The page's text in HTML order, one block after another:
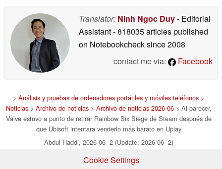
Translator: Ninh Ngoc Duy- Editorial
Assistant- 818035 articles published
on Notebookchecksince 2008
contact me via:
Facebook
> Análisis y pruebas de ordenadores portátiles y móviles teléfonos >
Noticias> Archivo de noticias> Archivo de noticias 2026 06> Al parecer,
Valve estuvo a punto de retirar Rainbow Six Siege de Steam después de
que Ubisoft intentara venderlo más barato en Uplay
Abdul Haddi, 2026-06- 2 (Update: 2026-06- 2)
Cookie Settings